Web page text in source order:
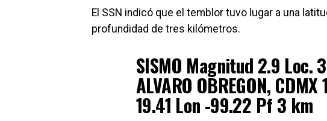
El SSN indicó que el temblor tuvo lugar a una
profundidad de tres kilómetros.
SISMO Magnitud 2.9 Loc.
ALVARO OBREGON,
19.41 Lon -99.22 Pf 3 km